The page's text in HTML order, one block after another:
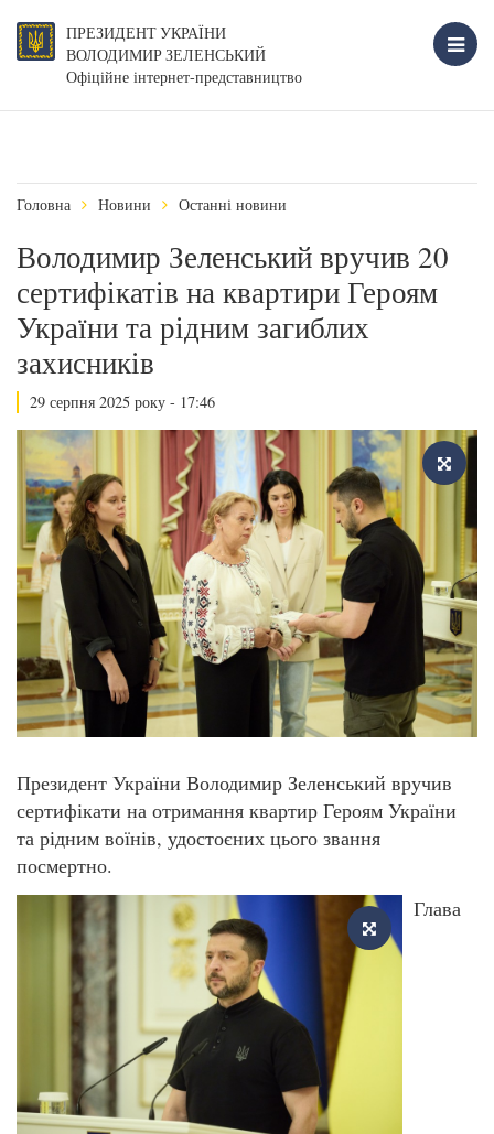
ПРЕЗИДЕНТ УКРАЇНИ
ВОЛОДИМИР ЗЕЛЕНСЬКИЙ
Офіційне інтернет-представництво
Головна Новини Останні новини
Володимир Зеленський вручив 20
сертифікатів на квартири Героям
України та рідним загиблих
захисників
29 серпня 2025 року - 17:46
Президент України Володимир Зеленський вручив
сертифікати на отримання квартир Героям України
та рідним воїнів, удостоєних цього звання
посмертно.
Глава